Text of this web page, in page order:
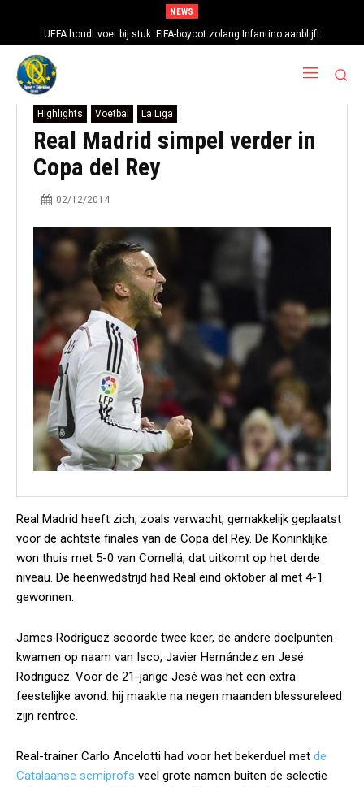
NEWS
UEFA houdt voet bij stuk: FIFA-boycot zolang Infantino aanblijft
Highlights Voetbal La Liga
Real Madrid simpel verder in
Copa del Rey
02/12/2014
Real Madrid heeft zich, zoals verwacht, gemakkelijk geplaatst
voor de achtste finales van de Copa del Rey. De Koninklijke
won thuis met 5-0 van Cornellá, dat uitkomt op het derde
niveau. De heenwedstrijd had Real eind oktober al met 4-1
gewonnen.
James Rodríguez scoorde twee keer, de andere doelpunten
kwamen op naam van Isco, Javier Hernández en Jesé
Rodriguez. Voor de 21-jarige Jesé was het een extra
feestelijke avond: hij maakte na negen maanden blessureleed
zijn rentree.
Real-trainer Carlo Ancelotti had voor het bekerduel met de
Catalaanse semiprofs veel grote namen buiten de selectie